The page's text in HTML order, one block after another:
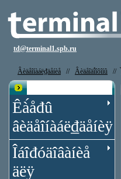
td@terminal1.spb.ru
Âèäåîíàáë₫äåíèå // Âèäåîäî́îôîíû //
Êà́åđû
âèäåîíàáë₫äåíèÿ
Îáîđóäîâàíèå
äëÿ